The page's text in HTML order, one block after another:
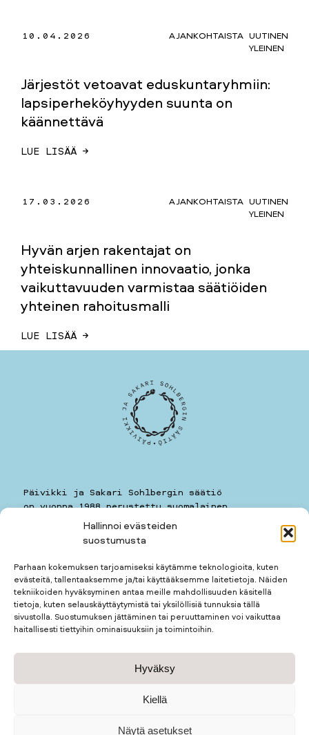
Hallinnoi evästeiden
suostumusta
Parhaan kokemuksen tarjoamiseksi käytämme teknologioita, kuten
evästeitä, tallentaaksemme ja/tai käyttääksemme laitetietoja. Näiden
tekniikoiden hyväksyminen antaa meille mahdollisuuden käsitellä
tietoja, kuten selauskäyttäytymistä tai yksilöllisiä tunnuksia tällä
sivustolla. Suostumuksen jättäminen tai peruuttaminen voi vaikuttaa
haitallisesti tiettyihin ominaisuuksiin ja toimintoihin.
Hyväksy
Kiellä
Näytä asetukset
10.04.2026 AJANKOHTAISTA UUTINEN
YLEINEN
Järjestöt vetoavat eduskuntaryhmiin:
lapsiperheköyhyyden suunta on
käännettävä
LUE LISÄÄ →
17.03.2026 AJANKOHTAISTA UUTINEN
YLEINEN
Hyvän arjen rakentajat on
yhteiskunnallinen innovaatio, jonka
vaikuttavuuden varmistaa säätiöiden
yhteinen rahoitusmalli
LUE LISÄÄ →
Päivikki ja Sakari Sohlbergin säätiö
on vuonna 1988 perustettu suomalainen
yleishyödyllinen säätiö.
Kauppiaankatu 11 A 7
00160 HELSINKI
puhelin: 050 5781259
kotimuseon puhelin: 050 3677123
Apurahan hakijalle
Kotimuseo